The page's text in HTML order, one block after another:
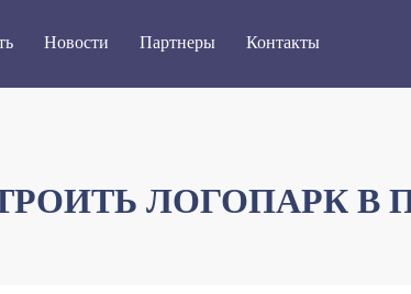
Новости Партнеры Контакты
ЛОГОПАРК В